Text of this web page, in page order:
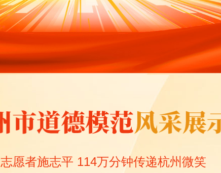
志愿者施志平 114万分钟传递杭州微笑